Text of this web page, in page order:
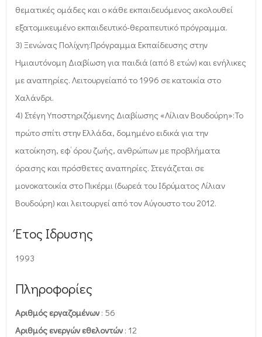
θεματικές ομάδες και ο κάθε εκπαιδευόμενος ακολουθεί
εξατομικευμένο εκπαιδευτικό-θεραπευτικό πρόγραμμα.
3) Ξενώνας Πολίχνη:Πρόγραμμα Εκπαίδευσης στην
Ημιαυτόνομη Διαβίωση για παιδιά (από 8 ετών) και ενήλικες
με αναπηρίες. Λειτουργείαπό το 1996 σε κατοικία στο
Χαλάνδρι.
4) Στέγη Υποστηριζόμενης Διαβίωσης «Λίλιαν Βουδούρη»:Το
πρώτο σπίτι στην Ελλάδα, δομημένο ειδικά για την
κατοίκηση, εφ’ όρου ζωής, ανθρώπων με προβλήματα
όρασης και πρόσθετες αναπηρίες. Στεγάζεται σε
μονοκατοικία στο Πικέρμι (δωρεά του Ιδρύματος Λίλιαν
Βουδούρη) και λειτουργεί από τον Αύγουστο του 2012.
Έτος Ιδρυσης
1993
Πληροφορίες
Αριθμός εργαζομένων: 56
Αριθμός ενεργών εθελοντών: 12